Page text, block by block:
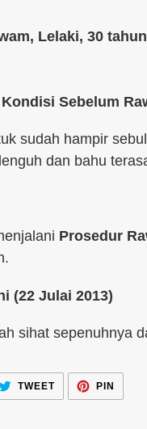
Lelaki, 30 tahun
Sebelum
sudah hampir
dan bahu
Prosedur
(22 Julai 2013)
sihat sepenuhnya
TWEETTWEET
DALAM
TWITTER
PIN